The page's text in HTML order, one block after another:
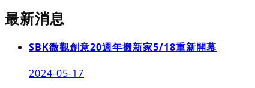
最新消息
SBK微觀創意20週年搬新家5/18重新開幕
2024-05-17